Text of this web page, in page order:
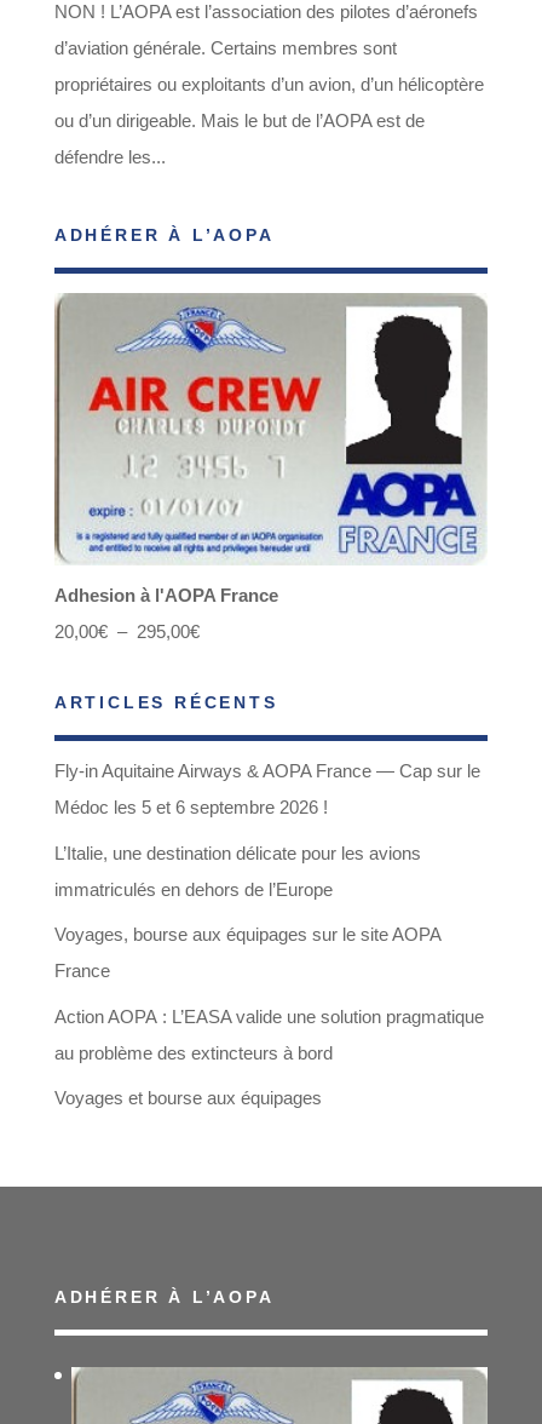
NON ! L’AOPA est l’association des pilotes d’aéronefs
d’aviation générale. Certains membres sont
propriétaires ou exploitants d’un avion, d’un hélicoptère
ou d’un dirigeable. Mais le but de l’AOPA est de
défendre les...
ADHÉRER À L’AOPA
Adhesion à l'AOPA France
20,00€ – 295,00€Plage
prix :
20,00€
à
295,00€
ARTICLES RÉCENTS
Fly-in Aquitaine Airways & AOPA France — Cap sur le
Médoc les 5 et 6 septembre 2026 !
L’Italie, une destination délicate pour les avions
immatriculés en dehors de l’Europe
Voyages, bourse aux équipages sur le site AOPA
France
Action AOPA : L’EASA valide une solution pragmatique
au problème des extincteurs à bord
Voyages et bourse aux équipages
ADHÉRER À L’AOPA